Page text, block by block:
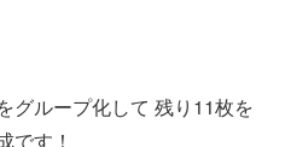
グループ化して 残り11枚を
です！